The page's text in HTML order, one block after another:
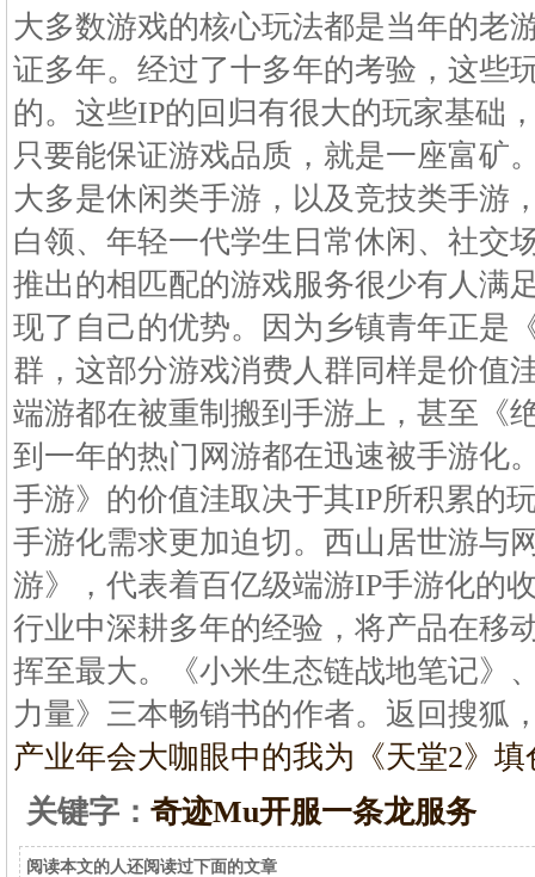
大多数游戏的核心玩法都是当年的老
证多年。经过了十多年的考验，这些
的。这些IP的回归有很大的玩家基础
只要能保证游戏品质，就是一座富矿
大多是休闲类手游，以及竞技类手游
白领、年轻一代学生日常休闲、社交
推出的相匹配的游戏服务很少有人满
现了自己的优势。因为乡镇青年正是
群，这部分游戏消费人群同样是价值
端游都在被重制搬到手游上，甚至《
到一年的热门网游都在迅速被手游化
手游》的价值洼取决于其IP所积累的
手游化需求更加迫切。西山居世游与
游》，代表着百亿级端游IP手游化的
行业中深耕多年的经验，将产品在移
挥至最大。《小米生态链战地笔记》
力量》三本畅销书的作者。返回搜狐
产业年会大咖眼中的我为《天堂2》填
关键字： 奇迹Mu开服一条龙服务
阅读本文的人还阅读过下面的文章